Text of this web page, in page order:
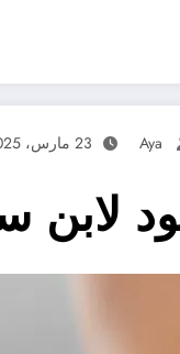
Aya 23 مارس، 2025
لابن